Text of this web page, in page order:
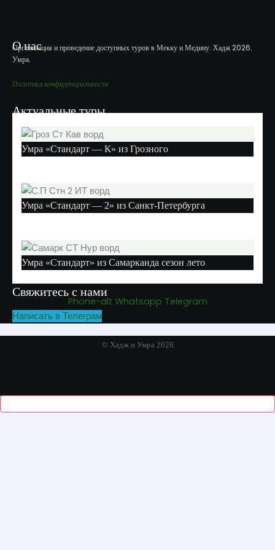
О нас
Организация и проведение доступных туров в Мекку и Медину. Хадж 2026.
Умра.
Политика конфиденциальности
Актуальные туры
Умра «Стандарт — К» из Грозного
Умра «Стандарт — 2» из Санкт-Петербурга
Умра «Стандарт» из Самарканда сезон лето
Свяжитесь с нами
Phone-alt Whatsapp Telegram
Написать в Телеграм
© Хадж и Умра 2026